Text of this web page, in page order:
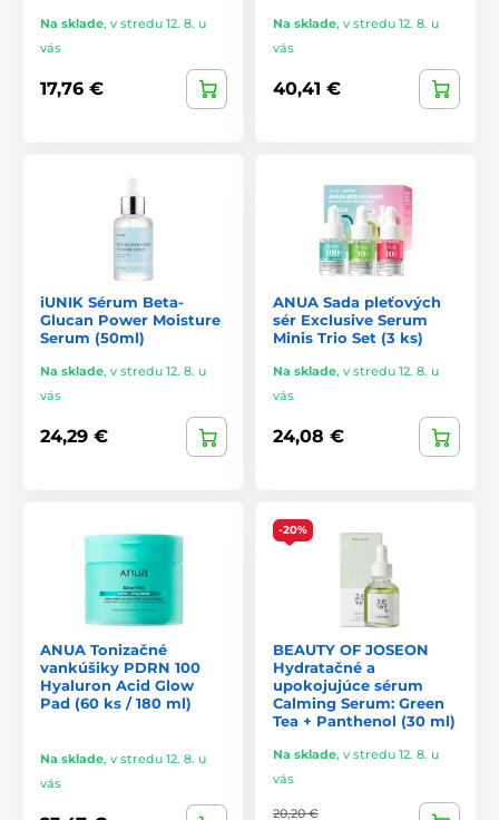
Na sklade, v stredu 12. 8. u
vás
17,76 €
Na sklade, v stredu 12. 8. u
vás
40,41 €
iUNIK Sérum Beta-
Glucan Power Moisture
Serum (50ml)
Na sklade, v stredu 12. 8. u
vás
24,29 €
ANUA Sada pleťových
sér Exclusive Serum
Minis Trio Set (3 ks)
Na sklade, v stredu 12. 8. u
vás
24,08 €
ANUA Tonizačné
vankúšiky PDRN 100
Hyaluron Acid Glow
Pad (60 ks / 180 ml)
Na sklade, v stredu 12. 8. u
vás
-20%
BEAUTY OF JOSEON
Hydratačné a
upokojujúce sérum
Calming Serum: Green
Tea + Panthenol (30 ml)
Na sklade, v stredu 12. 8. u
vás
20,20 €